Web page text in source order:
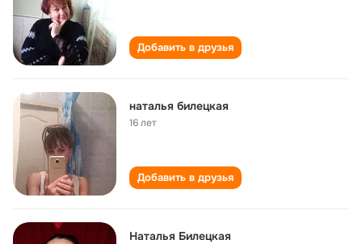
Добавить в друзья
наталья билецкая
16 лет
Добавить в друзья
Наталья Билецкая